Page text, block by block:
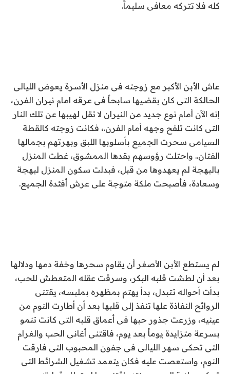
كله فلا تتركه معافى سليماً.
عاش الأبن الأكبر مع زوجته فى منزل الأسرة يعوض الليالى
الحالكة التى كان بقضيها سابحاً فى عرقه امام نيران الفرن،
إنه الآن أمام نوع جديد من النيران لا تقل لهيبها عن تلك النار
التى كانت تلفح وجهه أمام الفرن.، فكانت زوجته كالقطة
السيامى سحرت الجميع بأسلوبها اللبق وبهرتهم بجمالها
الفتان.. واحتلت رؤوسهم بقدها الممشوق، غطت المنزل
بالبهجة لم يعهدوها من قبل، فبدلت سكون المنزل لبهجة
وسعادة، فأصبحت ملكة متوجة على عرش أفئدة الجميع.
لم يستطع الأبن الأصغر أن يقاوم سحرها وخفة دمها ودلالها
بعد أن لطشت قلبه البكر، وسرقت عقله المتعطش للحب،
بدأت أحواله تتبدل، بدأ يهتم بمظهره بملبسه، يقتنى
الروائح النفاذة علها تنفذ إلى قلبها بعد أن أطارت النوم من
عينيه، وزرعت جذور حبها فى أعماق قلبه التى كانت تنمو
بسرعة متزايدة يوماً بعد يوم، فاقتنى أغانى الحب والغرام
التى تحكى سهر الليالى فى جفون المحبوب التى فارقت
النوم، واستعصت عليه فكان يتعمد تشغيل الشرائط التى